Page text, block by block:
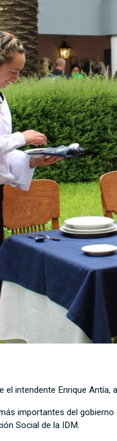
intendente Enrique Antía,
importantes del
Social de la IDM.